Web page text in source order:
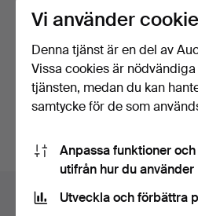
ANTIKT MATBORD.
Klubbades 29 jun 2019
14 bud
231 USD
Auktionsarkivet
Vi använder
Denna tjänst är en del av
Vissa cookies är
tjänsten, medan du kan
samtycke för de som
Anpassa funktioner
utifrån hur du
Utveckla och förbättra